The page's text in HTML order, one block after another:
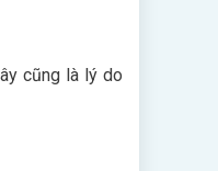
cũng là lý do